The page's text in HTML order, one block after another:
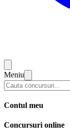
Meniu
Contul meu
Concursuri online